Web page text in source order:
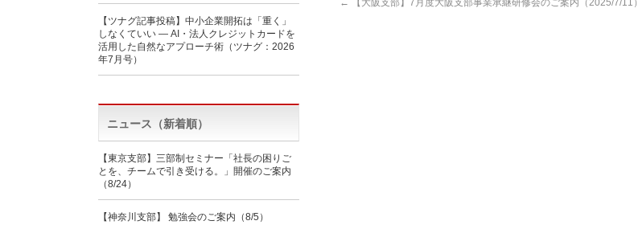
← 【大阪支部】7月度大阪支部事業承継研修会のご案内（2025/7/11）
【ツナグ記事投稿】中小企業開拓は「重く」
しなくていい ― AI・法人クレジットカードを
活用した自然なアプローチ術（ツナグ：2026
年7月号）
ニュース（新着順）
【東京支部】三部制セミナー「社長の困りご
とを、チームで引き受ける。」開催のご案内
（8/24）
【神奈川支部】 勉強会のご案内（8/5）